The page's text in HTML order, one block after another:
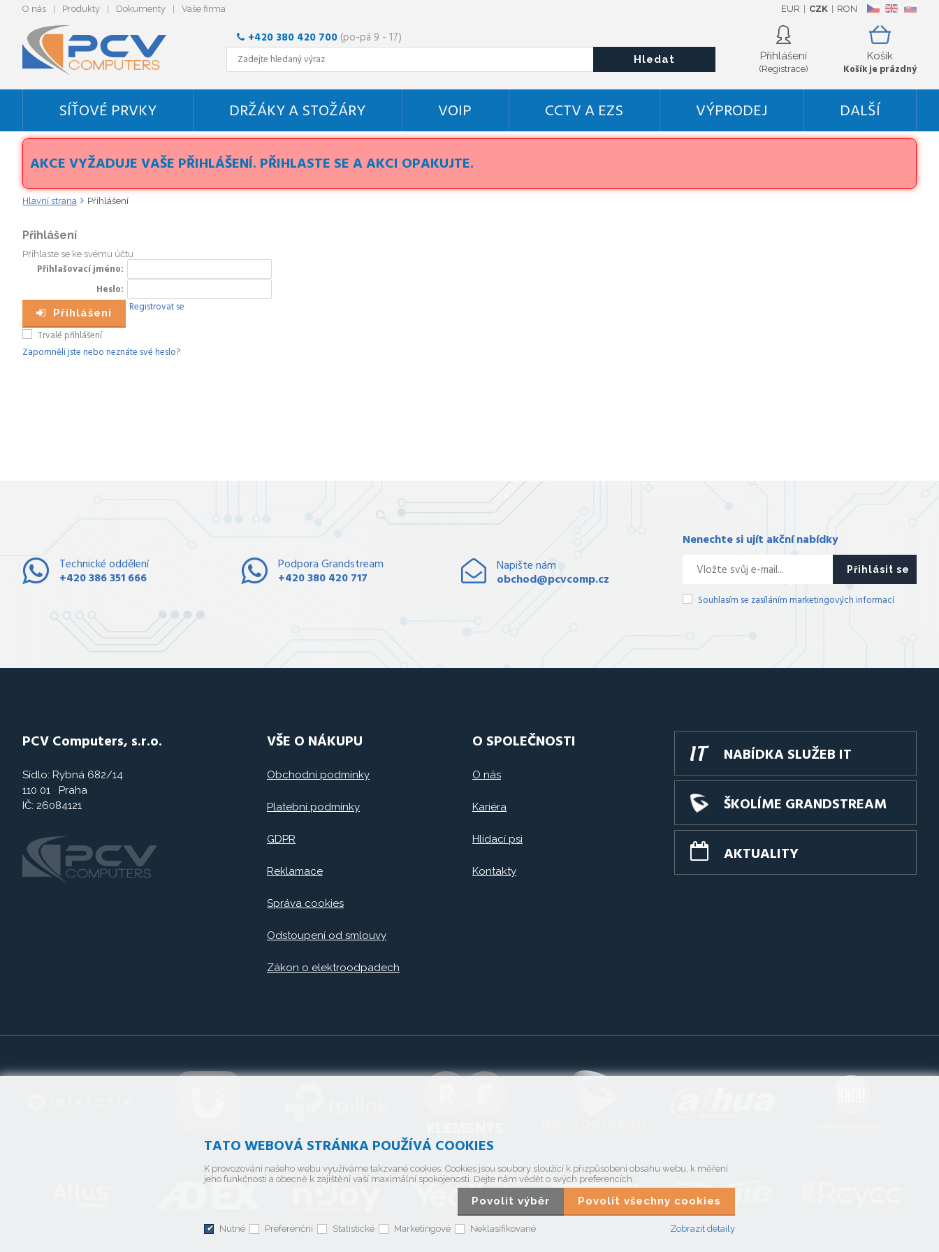
O nás Produkty Dokumenty Vaše firma CZ EN SK
EUR CZK RON
Košík
Košík je prázdný
Přihlášení
(Registrace)
+420 380 420 700 (po-pá 9 - 17)
Hledat
SÍŤOVÉ PRVKY DRŽÁKY A STOŽÁRY VOIP CCTV A EZS VÝPRODEJ DALŠÍ
AKCE VYŽADUJE VAŠE PŘIHLÁŠENÍ. PŘIHLASTE SE A AKCI OPAKUJTE.
Hlavní strana Přihlášení
Přihlášení
Přihlaste se ke svému účtu
Přihlašovací jméno
Heslo
Přihlášení
Registrovat se
Trvalé přihlášení
Zapomněli jste nebo neznáte své heslo?
Technické oddělení
+420 386 351 666
Podpora Grandstream
+420 380 420 717
Napište nám
obchod@pcvcomp.cz
Nenechte si ujít akční nabídky
Přihlásit se
Souhlasím se zasíláním marketingových informací
PCV Computers, s.r.o.
Sídlo: Rybná 682/14
110 01 Praha
IČ: 26084121
VŠE O NÁKUPU
Obchodní podmínky
Platební podmínky
GDPR
Reklamace
Správa cookies
Odstoupení od smlouvy
Zákon o elektroodpadech
O SPOLEČNOSTI
O nás
Kariéra
Hlídací psi
Kontakty
NABÍDKA SLUŽEB IT
ŠKOLÍME GRANDSTREAM
AKTUALITY
TATO WEBOVÁ STRÁNKA POUŽÍVÁ COOKIES
K provozování našeho webu využíváme takzvané cookies. Cookies jsou soubory sloužící k přizpůsobení obsahu webu, k měření
jeho funkčnosti a obecně k zajištění vaší maximální spokojenosti. Dejte nám vědět o svých preferencích.
Povolit výběr Povolit všechny cookies
Nutné Preferenční Statistické Marketingové Neklasifikované Zobrazit detaily